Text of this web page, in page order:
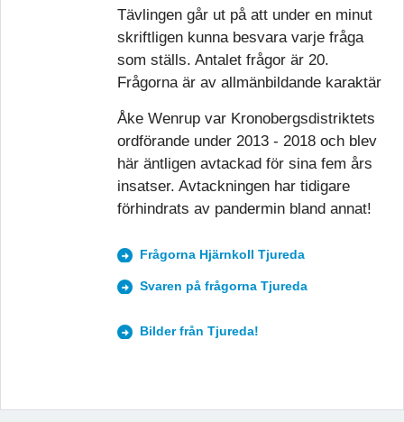
Tävlingen går ut på att under en minut
skriftligen kunna besvara varje fråga
som ställs. Antalet frågor är 20.
Frågorna är av allmänbildande karaktär
Åke Wenrup var Kronobergsdistriktets
ordförande under 2013 - 2018 och blev
här äntligen avtackad för sina fem års
insatser. Avtackningen har tidigare
förhindrats av pandermin bland annat!
Frågorna Hjärnkoll Tjureda
Svaren på frågorna Tjureda
Bilder från Tjureda!